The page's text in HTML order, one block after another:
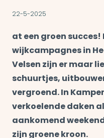
22-5-2025
at een groen succes!
wijkcampagnes in
Velsen zijn er maar
schuurtjes,
vergroend. In
verkoelende daken
aankomend
zijn groene kroon.